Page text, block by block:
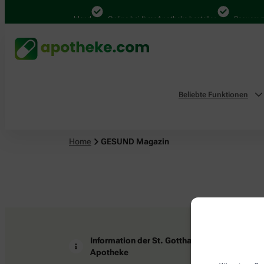
4.000 Mal in Deutschland Online bei Ihrer Apotheke bestellen Bequem
Beliebte Funktionen
Home GESUND Magazin
Information der St. Gotthard-
Apotheke